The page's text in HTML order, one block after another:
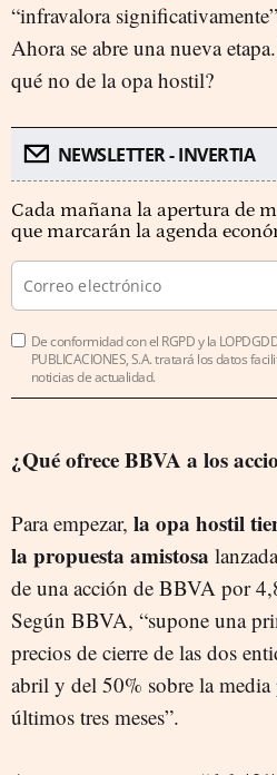
“infravalora
Ahora se abre una nueva
qué no de la opa hostil?
NEWSLETTER - INVERTIA
Cada mañana la apertura de
que marcarán la agenda
De conformidad con el RGPD y la
PUBLICACIONES, S.A. tratará los datos
noticias de actualidad.
¿Qué ofrece BBVA a los
Para empezar, la opa hostil
la propuesta amistosa
de una acción de BBVA por
Según BBVA, “supone una
precios de cierre de las dos
abril y del 50% sobre la media
últimos tres meses”.